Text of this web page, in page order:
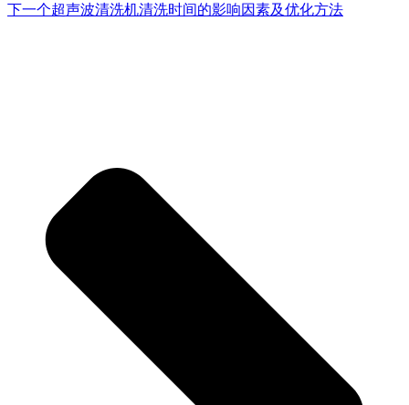
下一个超声波清洗机清洗时间的影响因素及优化方法